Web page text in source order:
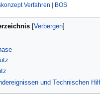
Verfahren BOS
und Technischen